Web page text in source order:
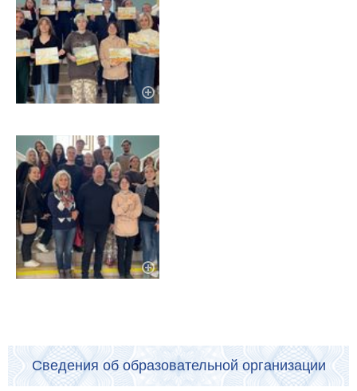
Сведения об образовательной организации